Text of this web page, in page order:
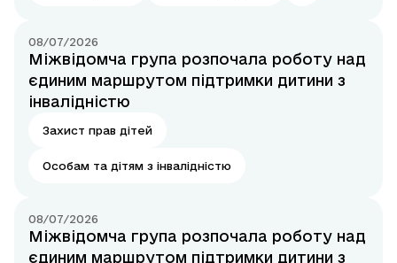
08/07/2026
Міжвідомча група розпочала роботу над
єдиним маршрутом підтримки дитини з
інвалідністю
Захист прав дітей
Особам та дітям з інвалідністю
08/07/2026
Міжвідомча група розпочала роботу над
єдиним маршрутом підтримки дитини з